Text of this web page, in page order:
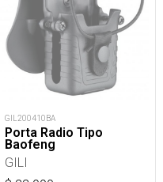
GIL200410BA
Porta Radio Tipo
Baofeng
GILI